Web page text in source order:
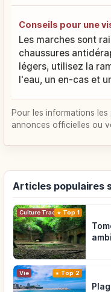
Conseils pour une
Les marches sont
chaussures
légers, utilisez la
l'eau, un en-cas et
Pour les informations
annonces officielles ou
Articles populaires
Culture Traditionnelle
Top 1
Vie Top 2